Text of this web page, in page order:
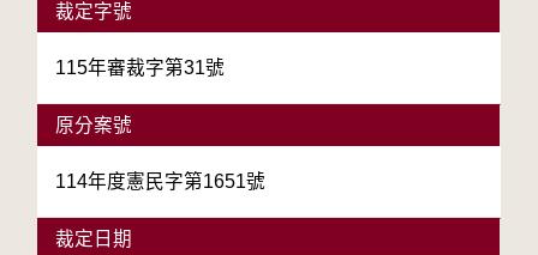
裁定字號
115年審裁字第31號
原分案號
114年度憲民字第1651號
裁定日期